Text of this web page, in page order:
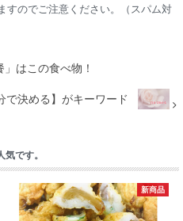
すのでご注意ください。（スパム対
はこの食べ物！
で決める】がキーワード
です。
新商品